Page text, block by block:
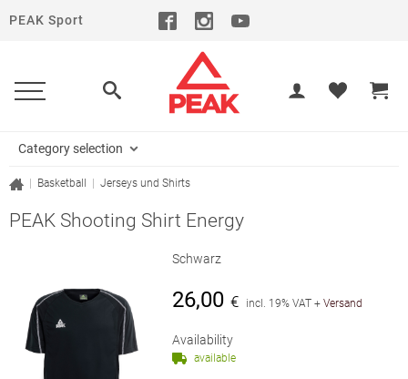
PEAK Sport
Category selection
Basketball Jerseys und Shirts
PEAK Shooting Shirt Energy
Schwarz
26,00 € incl. 19% VAT +Versand
Availability
available